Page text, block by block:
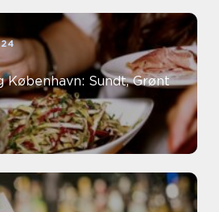
København: Sundt, Grønt